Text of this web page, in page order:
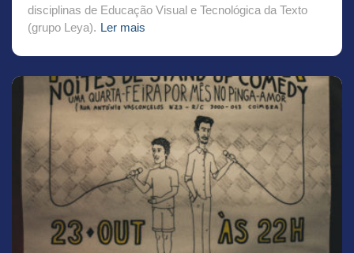
disciplinas de Educação Visual e Tecnológica da Texto
(grupo Leya). Ler mais